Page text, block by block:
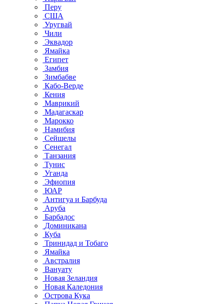
Перу
США
Уругвай
Чили
Эквадор
Ямайка
Египет
Замбия
Зимбабве
Кабо-Верде
Кения
Маврикий
Мадагаскар
Марокко
Намибия
Сейшелы
Сенегал
Танзания
Тунис
Уганда
Эфиопия
ЮАР
Антигуа и Барбуда
Аруба
Барбадос
Доминикана
Куба
Тринидад и Тобаго
Ямайка
Австралия
Вануату
Новая Зеландия
Новая Каледония
Острова Кука